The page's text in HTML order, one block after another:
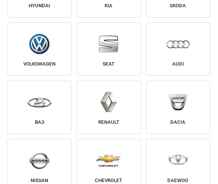
HYUNDAI KIA SKODA
VOLKSWAGEN SEAT AUDI
ВАЗ RENAULT DACIA
NISSAN CHEVROLET DAEWOO